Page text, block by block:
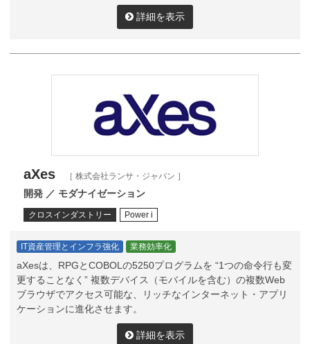
詳細を表示
aXes ［ 株式会社ランサ・ジャパン ］
開発 ／ モダナイゼーション
クロスインダストリー Power i
IT資産管理とインフラ強化 業務効率化
aXesは、RPGとCOBOLの5250プログラムを “1つの命令行も変
更することなく” 複数デバイス（モバイルを含む）の複数Web
ブラウザでアクセス可能な、リッチなインターネット・アプリ
ケーションに進化させます。
詳細を表示